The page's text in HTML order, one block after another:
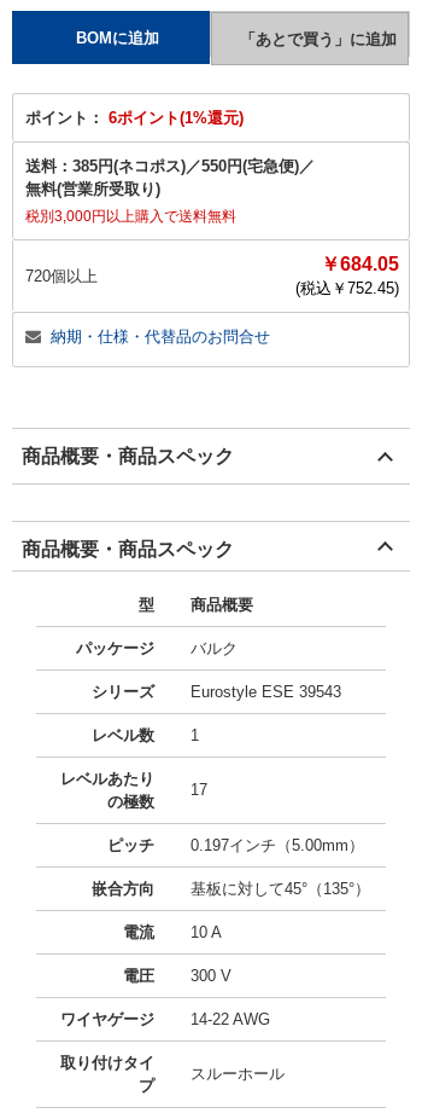
ポイント： 6ポイント(1%還元)
送料： 385円(ネコポス)／550円(宅急便)／
無料(営業所受取り)
税別3,000円以上購入で送料無料
720個以上
￥684.05
(税込￥ 752.45)
納期・仕様・代替品のお問合せ
商品概要・商品スペック
商品概要・商品スペック
型 商品概要
パッケージ バルク
シリーズ Eurostyle ESE 39543
レベル数 1
レベルあたり
の極数
17
ピッチ 0.197インチ（5.00mm）
嵌合方向 基板に対して45°（135°）
電流 10 A
電圧 300 V
ワイヤゲージ 14-22 AWG
取り付けタイ
プ
スルーホール